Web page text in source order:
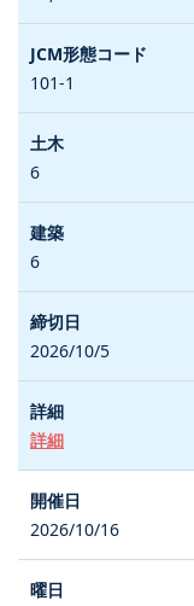
101-1
6
6
2026/10/5
詳細
2026/10/16